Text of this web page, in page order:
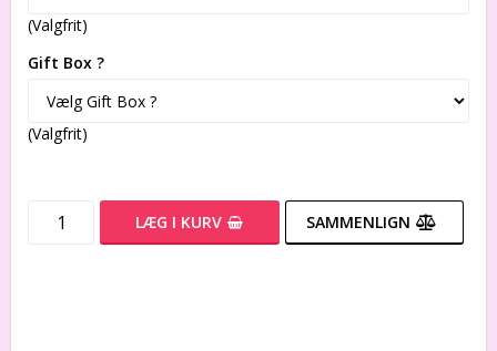
(Valgfrit)
Gift Box ?
(Valgfrit)
LÆG I KURV SAMMENLIGN